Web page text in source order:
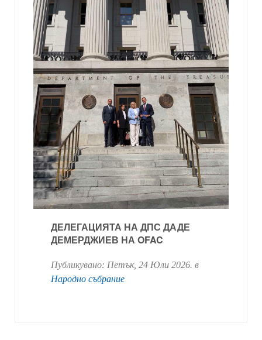
ДЕЛЕГАЦИЯТА НА ДПС ДАДЕ
ДЕМЕРДЖИЕВ НА OFAC
Публикувано: Петък, 24 Юли 2026. в
Народно събрание